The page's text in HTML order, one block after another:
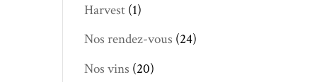
Harvest (1)
Nos rendez-vous (24)
Nos vins (20)